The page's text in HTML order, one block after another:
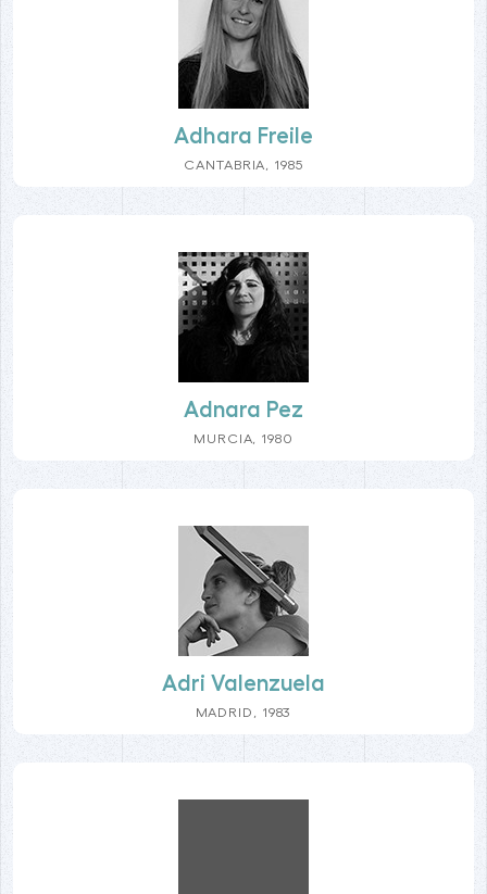
Adhara Freile
CANTABRIA, 1985
Adnara Pez
MURCIA, 1980
Adri Valenzuela
MADRID, 1983